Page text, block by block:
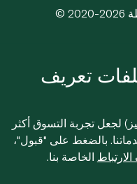
تعريف
لجعل تجربة التسوق أكثر
بالضغط على "قبول"،
الخاصة بنا.